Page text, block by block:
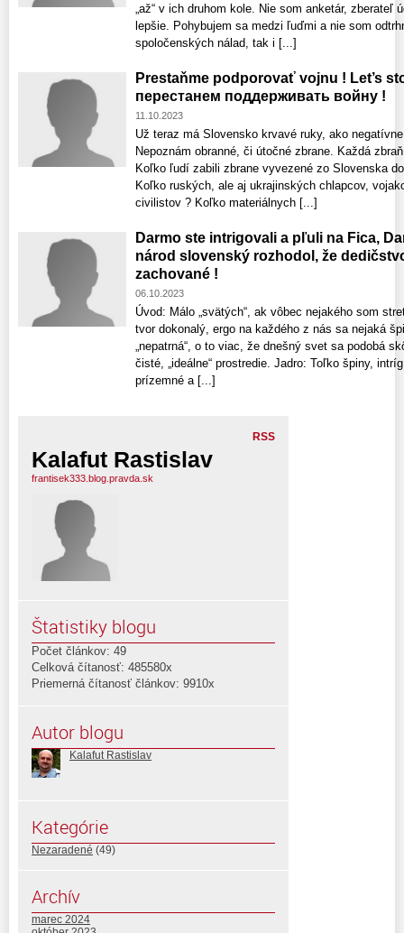
„až“ v ich druhom kole. Nie som anketár,
lepšie. Pohybujem sa medzi ľuďmi a nie som
spoločenských nálad, tak i [...]
Prestaňme podporovať vojnu ! Let’s
перестанем поддерживать войну !
11.10.2023
Už teraz má Slovensko krvavé ruky, ako
Nepoznám obranné, či útočné zbrane. Každá
Koľko ľudí zabili zbrane vyvezené zo Slovenska
Koľko ruských, ale aj ukrajinských chlapcov,
civilistov ? Koľko materiálnych [...]
Darmo ste intrigovali a pľuli na Fica,
národ slovenský rozhodol, že
zachované !
06.10.2023
Úvod: Málo „svätých“, ak vôbec nejakého som
tvor dokonalý, ergo na každého z nás sa nejaká
„nepatrná“, o to viac, že dnešný svet sa podobá
čisté, „ideálne“ prostredie. Jadro: Toľko špiny,
prízemné a [...]
RSS
Kalafut Rastislav
frantisek333.blog.pravda.sk
Štatistiky blogu
Počet článkov: 49
Celková čítanosť: 485580x
Priemerná čítanosť článkov: 9910x
Autor blogu
Kalafut Rastislav
Kategórie
Nezaradené (49)
Archív
marec 2024